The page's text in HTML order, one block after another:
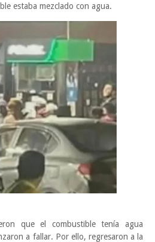
estaba mezclado con agua.
que el combustible tenía agua
a fallar. Por ello, regresaron a la